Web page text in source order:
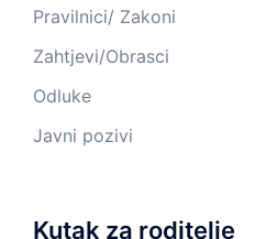
Pravilnici/ Zakoni
Zahtjevi/Obrasci
Odluke
Javni pozivi
Kutak za roditelje